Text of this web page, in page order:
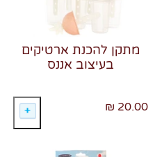
מתקן להכנת ארטיקים
בעיצוב אננס
20.00 ₪